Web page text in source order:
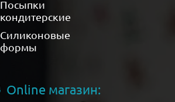
Посыпки
кондитерские
Силиконовые
формы
Online магазин: